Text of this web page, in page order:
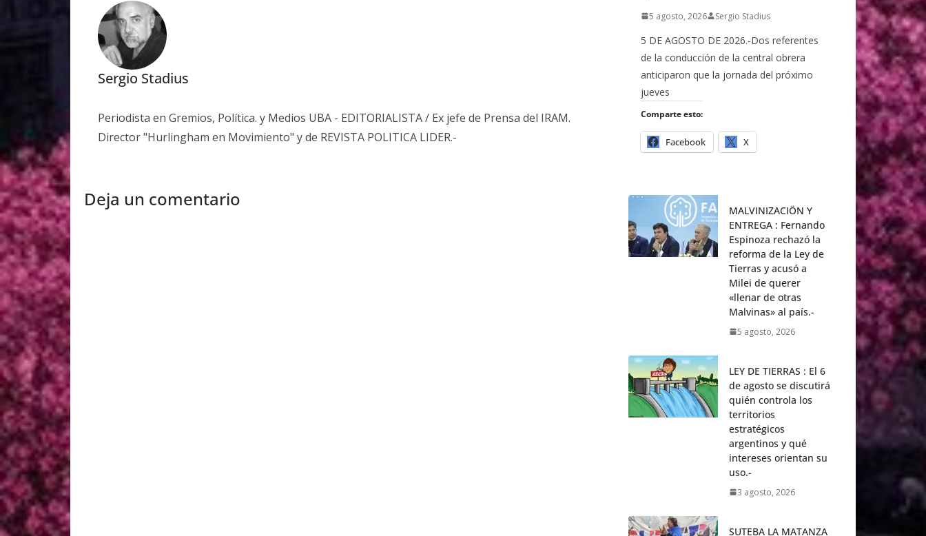
Sergio Stadius
Periodista en Gremios, Política. y Medios UBA - EDITORIALISTA / Ex jefe de Prensa del IRAM.
Director "Hurlingham en Movimiento" y de REVISTA POLITICA LIDER.-
Deja un comentario
5 agosto, 2026 Sergio Stadius
5 DE AGOSTO DE 2026.-Dos referentes
de la conducción de la central obrera
anticiparon que la jornada del próximo
jueves
Comparte esto:
Facebook X
MALVINIZACIÖN Y
ENTREGA : Fernando
Espinoza rechazó la
reforma de la Ley de
Tierras y acusó a
Milei de querer
«llenar de otras
Malvinas» al país.-
5 agosto, 2026
LEY DE TIERRAS : El 6
de agosto se discutirá
quién controla los
territorios
estratégicos
argentinos y qué
intereses orientan su
uso.-
3 agosto, 2026
SUTEBA LA MATANZA